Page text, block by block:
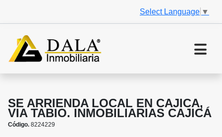
Select Language ▼
SE ARRIENDA LOCAL EN CAJICA,
VIA TABIO. INMOBILIARIAS CAJICÁ
Código. 8224229